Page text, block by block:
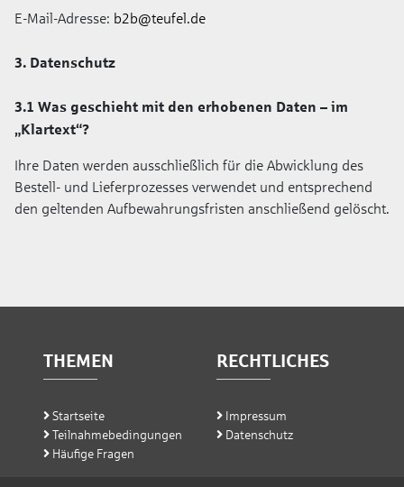
E-Mail-Adresse: b2b@teufel.de
3. Datenschutz
3.1 Was geschieht mit den erhobenen Daten – im
„Klartext“?
Ihre Daten werden ausschließlich für die Abwicklung des
Bestell- und Lieferprozesses verwendet und entsprechend
den geltenden Aufbewahrungsfristen anschließend gelöscht.
THEMEN
Startseite
Teilnahme­bedingungen
Häufige Fragen
RECHTLICHES
Impressum
Datenschutz